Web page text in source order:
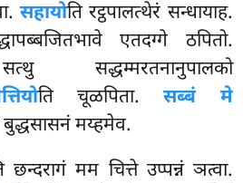
सहायोति रट्ठपालत्थेरं सन्धायाह.
एतदग्गे ठपितो.
सत्थु सद्धम्मरतनानुपालको
ति चूळपिता.सब्बं मे
बुद्धसासनं मय्हमेव.
छन्दरागं मम चित्ते उप्पन्नं ञत्वा.